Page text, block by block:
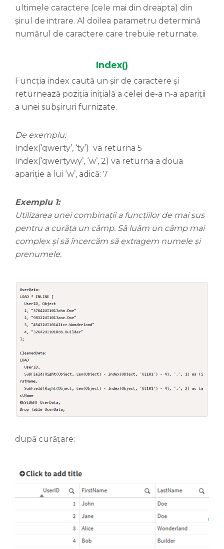
ultimele caractere (cele mai din dreapta) din
șirul de intrare. Al doilea parametru determină
numărul de caractere care trebuie returnate.
Index()
Funcția index caută un șir de caractere și
returnează poziția inițială a celei de-a n-a apariții
a unei subșiruri furnizate.
De exemplu:
Index(‘qwerty’, ‘ty’) va returna 5
Index(‘qwertywy’, ‘w’, 2) va returna a doua
apariție a lui ‘w’, adică: 7
Exemplu 1:
Utilizarea unei combinații a funcțiilor de mai sus
pentru a curăța un câmp. Să luăm un câmp mai
complex și să încercăm să extragem numele și
prenumele.
după curățare: